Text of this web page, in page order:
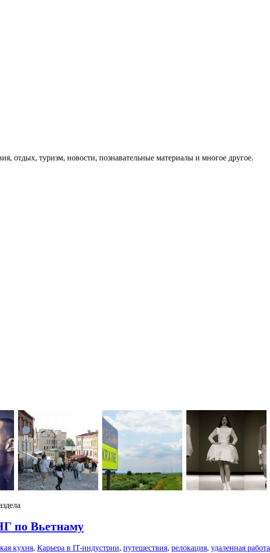
отдых, туризм, новости, познавательные материалы и многое другое.
по Вьетнаму
кухня, Карьера в IT-индустрии, путешествия, релокация, удаленная работа